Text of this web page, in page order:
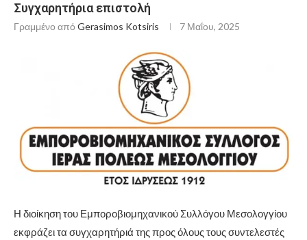
Συγχαρητήρια επιστολή
Γραμμένο από Gerasimos Kotsiris 7 Μαΐου, 2025
Η διοίκηση του Εμποροβιομηχανικού Συλλόγου Μεσολογγίου
εκφράζει τα συγχαρητήριά της προς όλους τους συντελεστές